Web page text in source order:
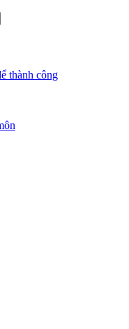
thành công